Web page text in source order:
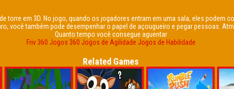
torre em 3D. No jogo, quando os jogadores entram em uma sala, eles podem
você também pode desempenhar o papel de açougueiro e pegar pessoas.
Quanto tempo você consegue aguentar
Friv 360 Jogos 360 Jogos de Agilidade Jogos de Habilidade
Related Games